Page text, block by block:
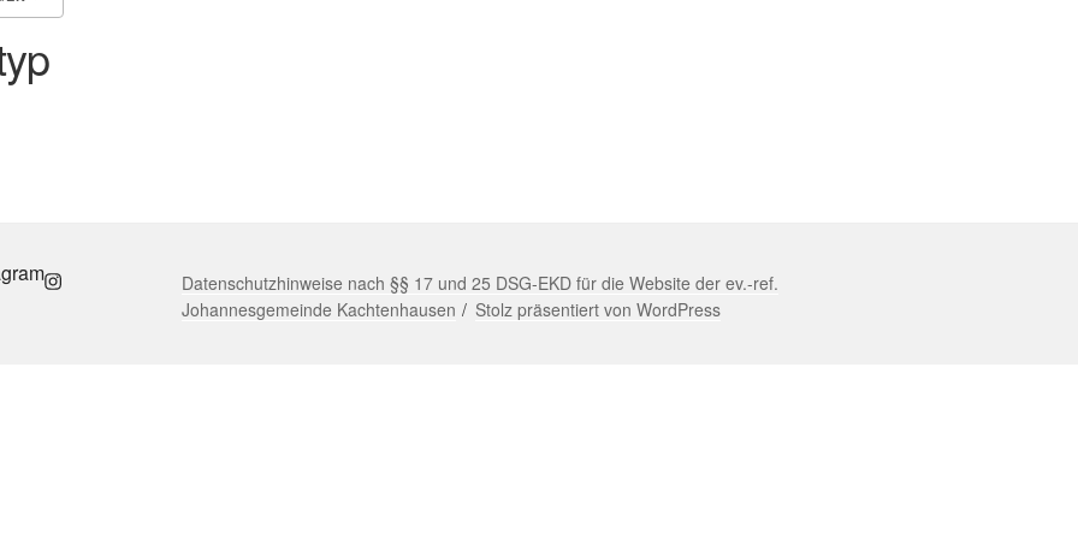
Outlook Live
Datenschutzhinweise nach §§ 17 und 25 DSG-EKD für die Website der ev.-ref.
Johannesgemeinde Kachtenhausen
Stolz präsentiert von WordPress